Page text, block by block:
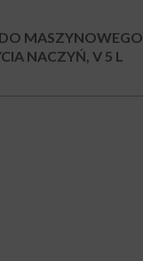
MASZYNOWEGO
NACZYŃ, V 5 L